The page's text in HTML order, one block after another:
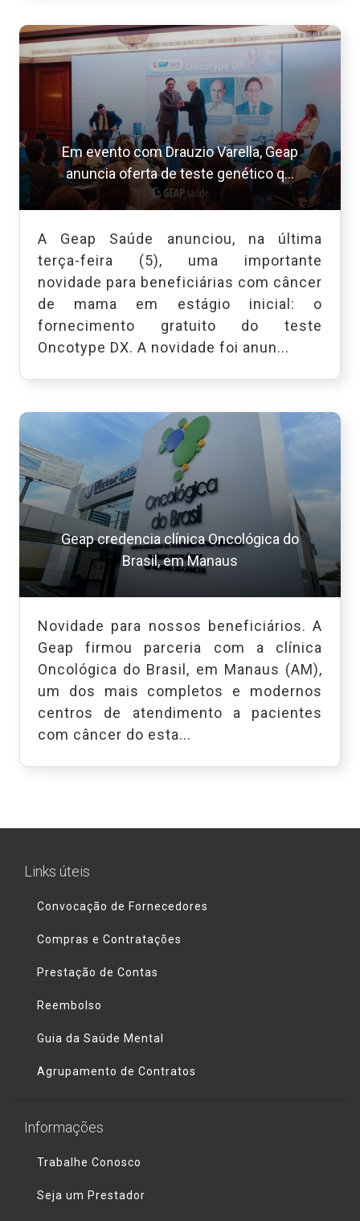
Em evento com Drauzio Varella, Geap
anuncia oferta de teste genético q...
A Geap Saúde anunciou, na última
terça-feira (5), uma importante
novidade para beneficiárias com câncer
de mama em estágio inicial: o
fornecimento gratuito do teste
Oncotype DX. A novidade foi anun...
Geap credencia clínica Oncológica do
Brasil, em Manaus
Novidade para nossos beneficiários. A
Geap firmou parceria com a clínica
Oncológica do Brasil, em Manaus (AM),
um dos mais completos e modernos
centros de atendimento a pacientes
com câncer do esta...
Links úteis
Convocação de Fornecedores
Compras e Contratações
Prestação de Contas
Reembolso
Guia da Saúde Mental
Agrupamento de Contratos
Informações
Trabalhe Conosco
Seja um Prestador